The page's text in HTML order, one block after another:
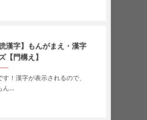
読漢字】もんがまえ・漢字
【門構え】
す！漢字が表示されるので、
ん…